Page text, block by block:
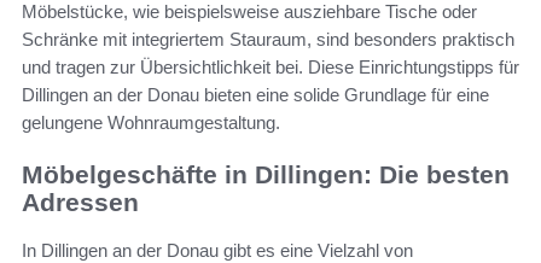
Möbelstücke, wie beispielsweise ausziehbare Tische oder
Schränke mit integriertem Stauraum, sind besonders praktisch
und tragen zur Übersichtlichkeit bei. Diese Einrichtungstipps für
Dillingen an der Donau bieten eine solide Grundlage für eine
gelungene Wohnraumgestaltung.
Möbelgeschäfte in Dillingen: Die besten
Adressen
In Dillingen an der Donau gibt es eine Vielzahl von